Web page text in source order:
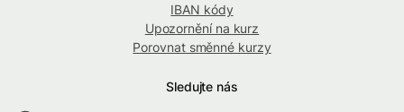
IBAN kódy
Upozornění na kurz
Porovnat směnné kurzy
Sledujte nás